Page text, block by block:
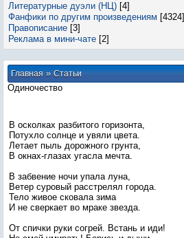
Литературные дуэли (НЦ) [4]
Фанфики по другим произведениям [4324]
Правописание [3]
Реклама в мини-чате [2]
Главная»Статьи
Одиночество
В осколках разбитого горизонта,
Потухло солнце и увяли цвета.
Летает пыль дорожного грунта,
В окнах-глазах угасла мечта.
В забвение ночи упала луна,
Ветер суровый расстрелял города.
Тело живое сковала зима
И не сверкает во мраке звезда.
От спички руки согрей. Встань и иди!